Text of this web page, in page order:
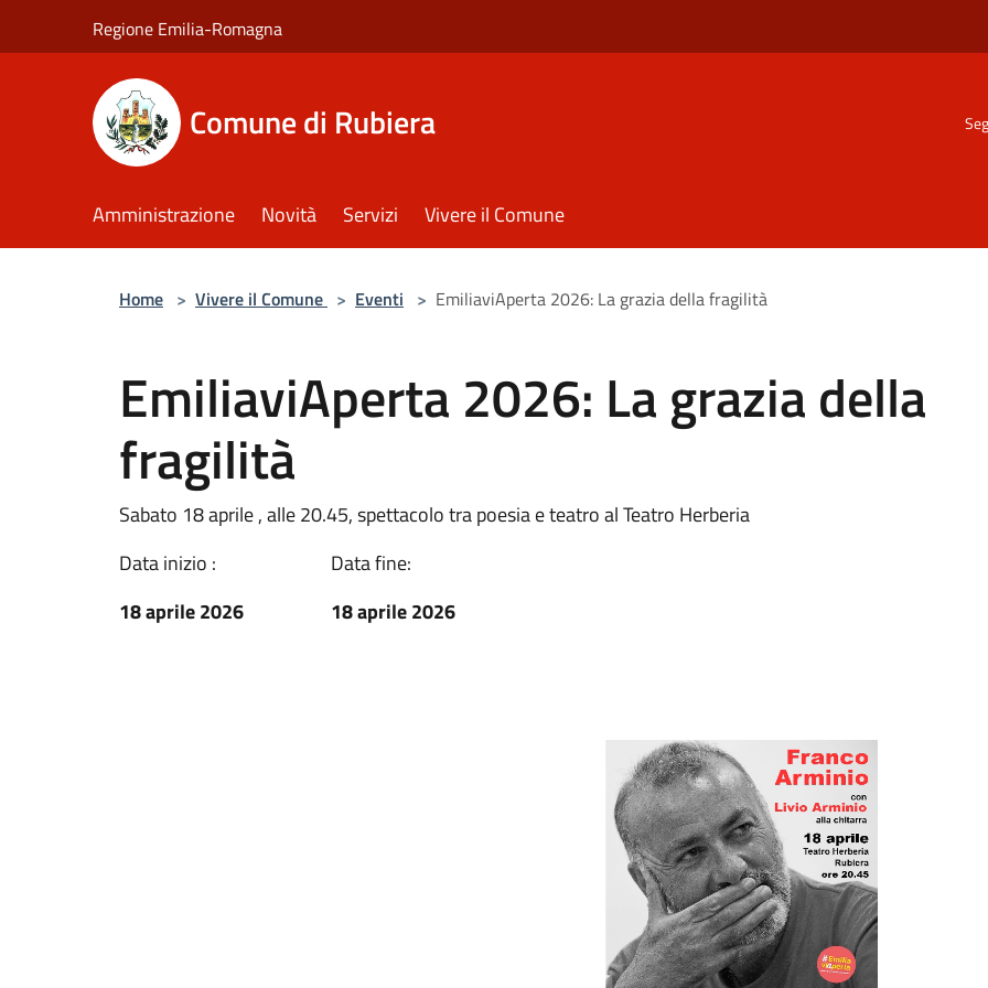
Regione Emilia-Romagna
Comune di Rubiera
Amministrazione Novità Servizi Vivere il Comune
Home > Vivere il Comune > Eventi > EmiliaviAperta 2026: La grazia della fragilità
EmiliaviAperta 2026: La grazia della
fragilità
Sabato 18 aprile , alle 20.45, spettacolo tra poesia e teatro al Teatro Herberia
Data inizio :
18 aprile 2026
Data fine:
18 aprile 2026